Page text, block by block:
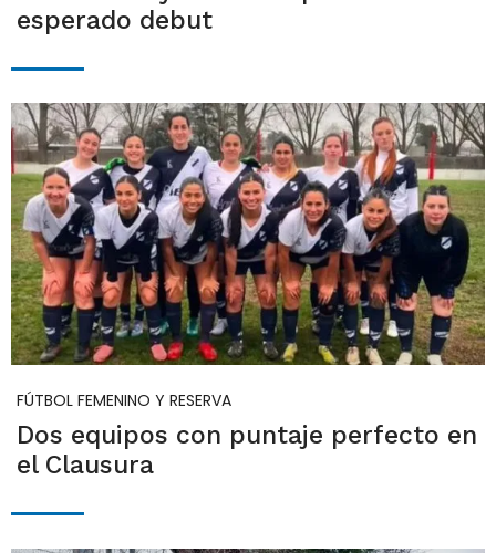
esperado debut
FÚTBOL FEMENINO Y RESERVA
Dos equipos con puntaje perfecto en
el Clausura